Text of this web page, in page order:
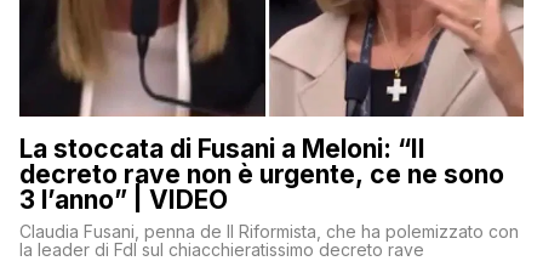
La stoccata di Fusani a Meloni: “Il
decreto rave non è urgente, ce ne sono
3 l’anno” | VIDEO
Claudia Fusani, penna de Il Riformista, che ha polemizzato con
la leader di FdI sul chiacchieratissimo decreto rave